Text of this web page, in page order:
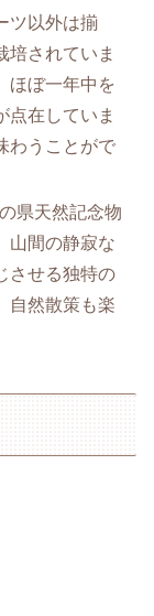
ツ以外は揃
培されていま
ほぼ一年中を
点在していま
わうことがで
県天然記念物
山間の静寂な
させる独特の
自然散策も楽